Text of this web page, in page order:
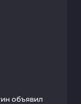
объявил